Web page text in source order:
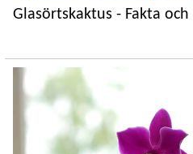
Glasörtskaktus - Fakta och